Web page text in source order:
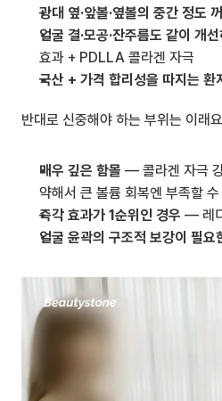
광대 옆·앞볼·옆볼의 중간 정도
얼굴 결·모공·잔주름도 같이 개
효과 + PDLLA 콜라겐 자극
국산 + 가격 합리성을 따지는 환
반대로 신중해야 하는 부위는 이래
매우 깊은 함몰 — 콜라겐 자극
약해서 큰 볼륨 회복엔 부족할 수
즉각 효과가 1순위인 경우 — 레
얼굴 윤곽의 구조적 보강이 필요